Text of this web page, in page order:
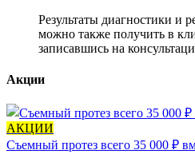
Результаты диагностики и
можно также получить в
записавшись на
Акции
АКЦИИ
Съемный протез всего 35 000 ₽